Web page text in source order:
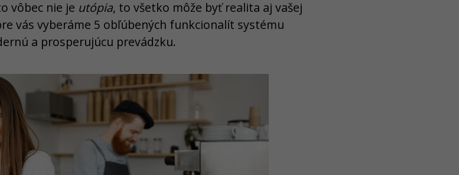
vôbec nie je utópia, to všetko môže byť realita aj vašej
vás vyberáme 5 obľúbených funkcionalít systému
a prosperujúcu prevádzku.